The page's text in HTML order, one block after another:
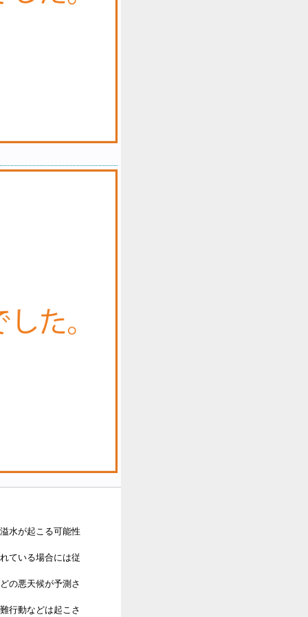
水が起こる可能性
ている場合には従
の悪天候が予測さ
行動などは起こさ